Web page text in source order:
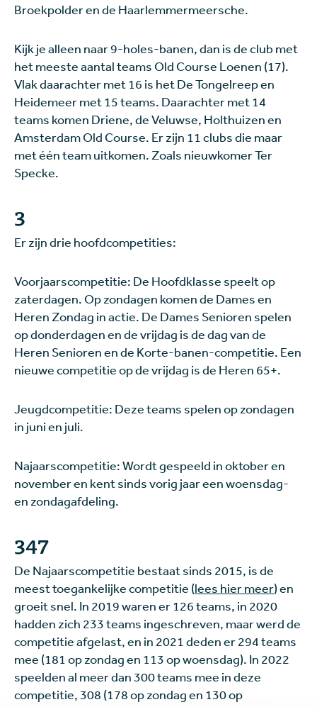
Broekpolder en de Haarlemmermeersche.
Kijk je alleen naar 9-holes-banen, dan is de club met
het meeste aantal teams Old Course Loenen (17).
Vlak daarachter met 16 is het De Tongelreep en
Heidemeer met 15 teams. Daarachter met 14
teams komen Driene, de Veluwse, Holthuizen en
Amsterdam Old Course. Er zijn 11 clubs die maar
met één team uitkomen. Zoals nieuwkomer Ter
Specke.
3
Er zijn drie hoofdcompetities:
Voorjaarscompetitie: De Hoofdklasse speelt op
zaterdagen. Op zondagen komen de Dames en
Heren Zondag in actie. De Dames Senioren spelen
op donderdagen en de vrijdag is de dag van de
Heren Senioren en de Korte-banen-competitie. Een
nieuwe competitie op de vrijdag is de Heren 65+.
Jeugdcompetitie: Deze teams spelen op zondagen
in juni en juli.
Najaarscompetitie: Wordt gespeeld in oktober en
november en kent sinds vorig jaar een woensdag-
en zondagafdeling.
347
De Najaarscompetitie bestaat sinds 2015, is de
meest toegankelijke competitie (lees hier meer) en
groeit snel. In 2019 waren er 126 teams, in 2020
hadden zich 233 teams ingeschreven, maar werd de
competitie afgelast, en in 2021 deden er 294 teams
mee (181 op zondag en 113 op woensdag). In 2022
speelden al meer dan 300 teams mee in deze
competitie, 308 (178 op zondag en 130 op